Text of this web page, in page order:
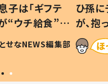
子は「ギフテ
“ウチ給食”を
は #令和の親
せなNEWS編集部
ひ孫
が、
「涙が
い」